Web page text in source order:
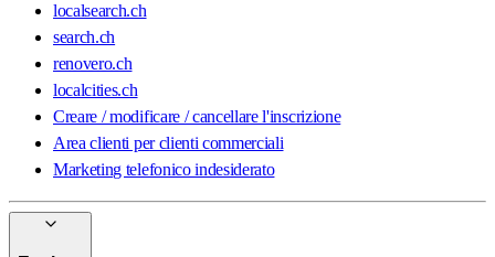
localsearch.ch
search.ch
renovero.ch
localcities.ch
Creare / modificare / cancellare l'inscrizione
Area clienti per clienti commerciali
Marketing telefonico indesiderato